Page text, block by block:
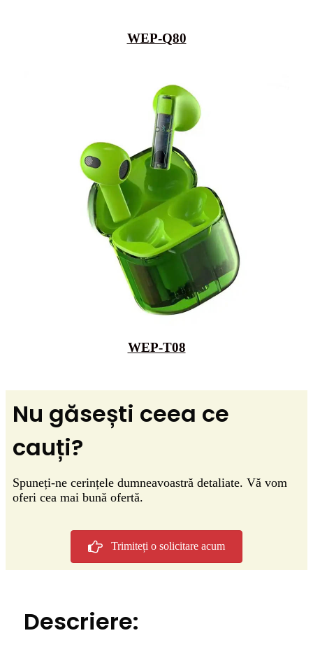
WEP-Q80
WEP-T08
Nu găsești ceea ce
cauți?
Spuneți-ne cerințele dumneavoastră detaliate. Vă vom
oferi cea mai bună ofertă.
Trimiteți o solicitare acum
Descriere: